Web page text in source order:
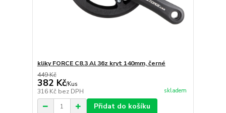
kliky FORCE C8.3 Al 36z kryt 140mm, černé
449 Kč
382 Kč/Kus
316 Kč bez DPH skladem
Přidat do košíku